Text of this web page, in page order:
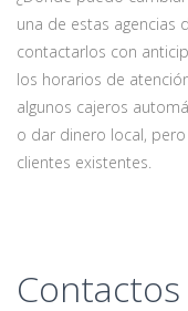
una de estas agencias
contactarlos con
los horarios de
algunos cajeros
o dar dinero local,
clientes existentes.